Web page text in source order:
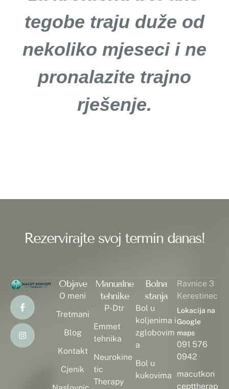
tegobe traju duže od
nekoliko mjeseci i ne
pronalazite trajno
rješenje.
Rezervirajte svoj termin danas!
Objave
O meni
Tretmani
Blog
Kontakt
Cjenik
Manualne
tehnike
P-Dtr
Emmet
tehnika
Neurokine
tic
Therapy
Bolna
stanja
Bol u
koljenima i
zglobovim
a
Bol u
kukovima
Ravnice 3
Kerestinec
Lokacija na
Google
maps
091 576
0942
macutkon
cepttherap